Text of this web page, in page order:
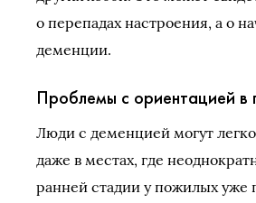
о перепадах настроения, а о
деменции.
Проблемы с ориентацией в
Люди с деменцией могут легко
даже в местах, где
ранней стадии у пожилых уже